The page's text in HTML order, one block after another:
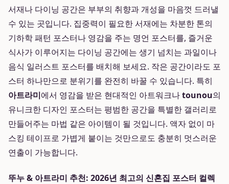
서재나 다이닝 공간은 부부의 취향과 개성을 마음껏 드러낼
수 있는 곳입니다. 집중력이 필요한 서재에는 차분한 톤의
기하학 패턴 포스터나 영감을 주는 명언 포스터를, 즐거운
식사가 이루어지는 다이닝 공간에는 생기 넘치는 과일이나
음식 일러스트 포스터를 배치해 보세요. 작은 공간이라도 포
스터 하나만으로 분위기를 완전히 바꿀 수 있습니다. 특히
아트라미에서 영감을 받은 현대적인 아트워크나tounou의
유니크한 디자인 포스터는 평범한 공간을 특별한 갤러리로
만들어주는 마법 같은 아이템이 될 것입니다. 액자 없이 마
스킹 테이프로 가볍게 붙이는 것만으로도 충분히 멋스러운
연출이 가능합니다.
뚜누 & 아트라미 추천: 2026년 최고의 신혼집 포스터 컬렉